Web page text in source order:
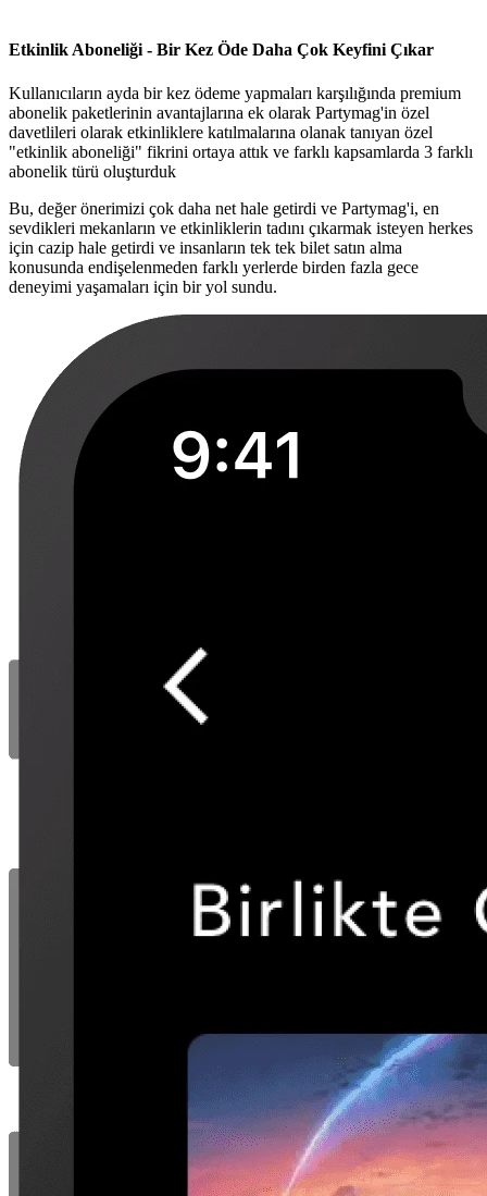
Etkinlik Aboneliği - Bir Kez Öde Daha Çok Keyfini Çıkar
Kullanıcıların ayda bir kez ödeme yapmaları karşılığında premium
abonelik paketlerinin avantajlarına ek olarak Partymag'in özel
davetlileri olarak etkinliklere katılmalarına olanak tanıyan özel
"etkinlik aboneliği" fikrini ortaya attık ve farklı kapsamlarda 3 farklı
abonelik türü oluşturduk
Bu, değer önerimizi çok daha net hale getirdi ve Partymag'i, en
sevdikleri mekanların ve etkinliklerin tadını çıkarmak isteyen herkes
için cazip hale getirdi ve insanların tek tek bilet satın alma
konusunda endişelenmeden farklı yerlerde birden fazla gece
deneyimi yaşamaları için bir yol sundu.